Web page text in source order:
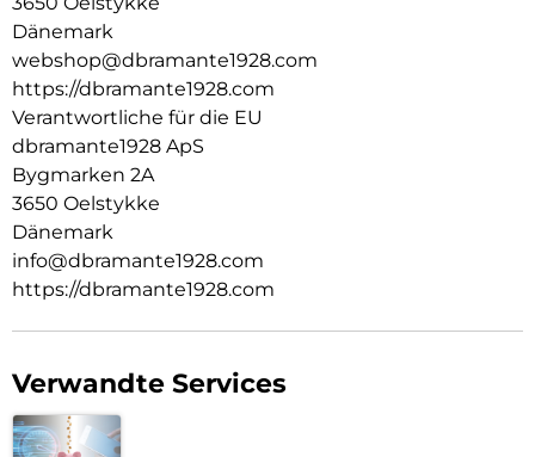
Dänemark
webshop@dbramante1928.com
https://dbramante1928.com
Verantwortliche für die EU
dbramante1928 ApS
Bygmarken 2A
3650 Oelstykke
Dänemark
info@dbramante1928.com
https://dbramante1928.com
Verwandte Services